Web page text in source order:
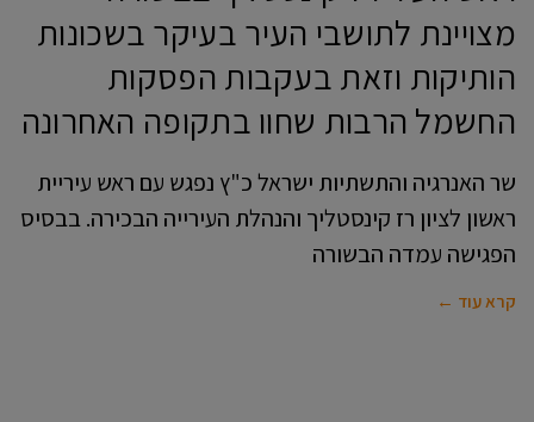
מצויינת לתושבי העיר בעיקר בשכונות
הותיקות וזאת בעקבות הפסקות
החשמל הרבות שחוו בתקופה האחרונה
שר האנרגיה והתשתיות ישראל כ"ץ נפגש עם ראש עיריית
ראשון לציון רז קינסטליך והנהלת העירייה הבכירה. בבסיס
הפגישה עמדה הבשורה
קרא עוד ←